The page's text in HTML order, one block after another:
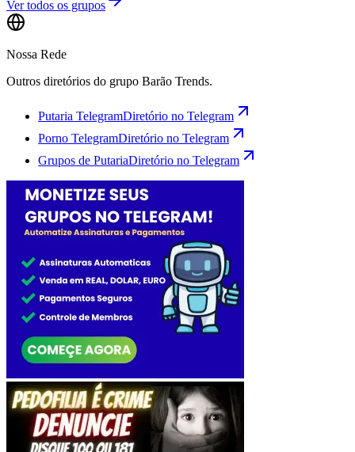
Ver todos os grupos
Nossa Rede
Outros diretórios do grupo Barão Trends.
Putaria TelegramDiretório no Telegram
Porno TelegramDiretório no Telegram
Grupos de PutariaDiretório no Telegram